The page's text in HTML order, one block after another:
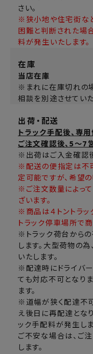
さい。
※狭小地や住宅街な
困難と判断された場
料が発生いたします。
在庫
当店在庫
※まれに在庫切れの
相談を別途させていた
出荷・配送
トラック手配後、専
ご注文確認後、5～7
※出荷はご入金確認
※配送の便指定は不
定可能ですが、希望
※ご注文数量によっ
ざいます。
※商品は４トントラッ
トラック停車場所で
※トラック荷台から
します。大型荷物の
いたします。
※配達時にドライバ
ても対応不可となり
ます。
※道幅が狭く配達不
え後日に再配達とな
ック手配料が発生し
ご不安な場合は、ご
します。